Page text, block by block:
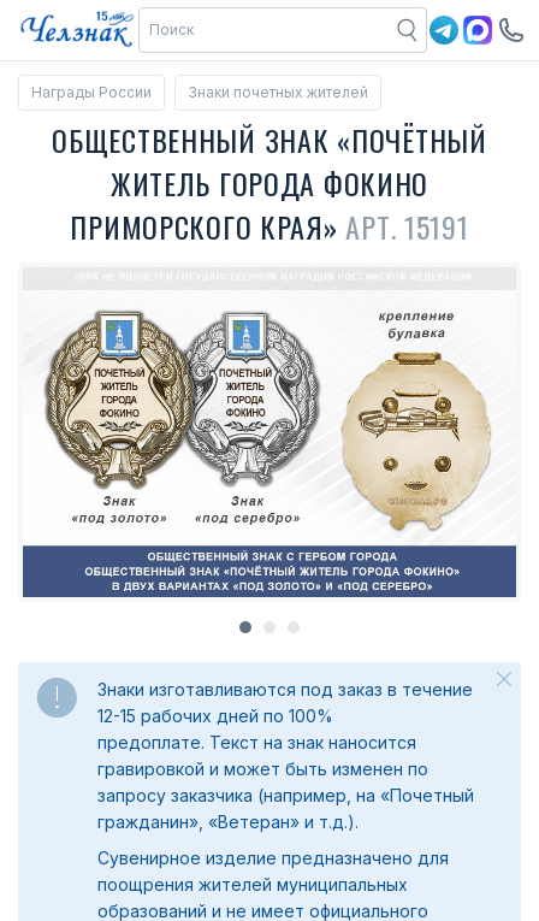
Награды России Знаки почетных жителей
ОБЩЕСТВЕННЫЙ ЗНАК «ПОЧЁТНЫЙ
ЖИТЕЛЬ ГОРОДА ФОКИНО
ПРИМОРСКОГО КРАЯ»АРТ. 15191
Знаки изготавливаются под заказ в течение
12-15 рабочих дней по 100%
предоплате. Текст на знак наносится
гравировкой и может быть изменен по
запросу заказчика (например, на «Почетный
гражданин», «Ветеран» и т.д.).
Сувенирное изделие предназначено для
поощрения жителей муниципальных
образований и не имеет официального